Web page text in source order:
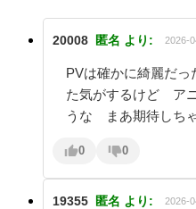
20008 匿名 より: 2026-
PVは確かに綺麗だ
た気がするけど ア
うな まあ期待しち
0 0
19355 匿名 より: 2026-